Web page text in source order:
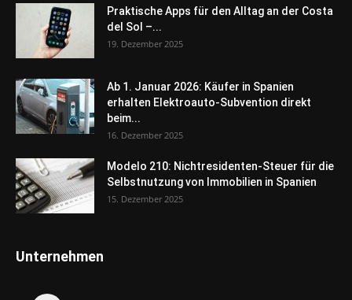
Praktische Apps für den Alltag an der Costa
del Sol –...
19. Dezember 2025
Ab 1. Januar 2026: Käufer in Spanien
erhalten Elektroauto-Subvention direkt
beim...
16. Dezember 2025
Modelo 210: Nichtresidenten-Steuer für die
Selbstnutzung von Immobilien in Spanien
15. Dezember 2025
Unternehmen